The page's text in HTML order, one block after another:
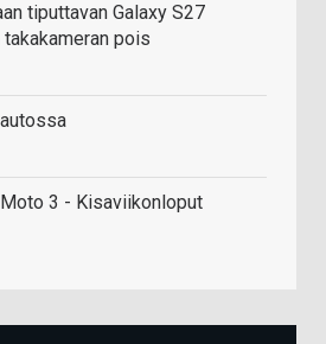
tiputtavan Galaxy S27
pois
Moto 3 - Kisaviikonloput